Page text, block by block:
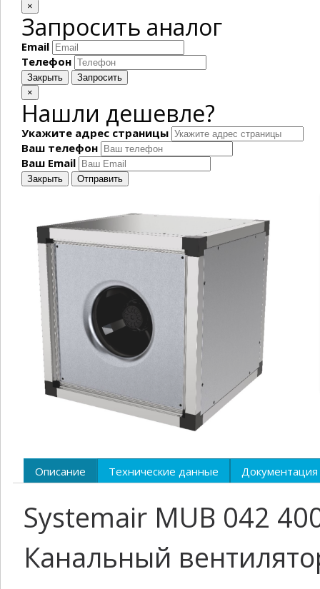
×
Запросить аналог
Email
Телефон
Закрыть
Запросить
×
Нашли дешевле?
Укажите адрес страницы
Ваш телефон
Ваш Email
Закрыть Отправить
Описание Технические данные Документация
Systemair MUB 042
Канальный